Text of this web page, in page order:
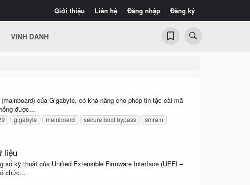
Giới thiệu Liên hệ Đăng nhập Đăng ký
VINH DANH
của Gigabyte, có khả năng cho phép tin tặc cài mã
được...
gigabyte mainboard secure boot bypass
smram
liệu
số kỹ thuật của Unified Extensible Firmware Interface (UEFI –
chức...